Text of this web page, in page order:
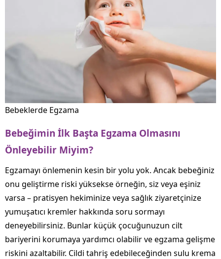
Bebeklerde Egzama
Bebeğimin İlk Başta Egzama Olmasını
Önleyebilir Miyim?
Egzamayı önlemenin kesin bir yolu yok. Ancak bebeğiniz
onu geliştirme riski yüksekse örneğin, siz veya eşiniz
varsa – pratisyen hekiminize veya sağlık ziyaretçinize
yumuşatıcı kremler hakkında soru sormayı
deneyebilirsiniz. Bunlar küçük çocuğunuzun cilt
bariyerini korumaya yardımcı olabilir ve egzama gelişme
riskini azaltabilir. Cildi tahriş edebileceğinden sulu krema